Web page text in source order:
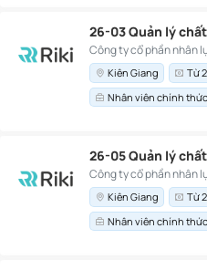
26-03 Quản lý
Công ty cổ phần nhân
Kiên Giang Từ
Nhân viên chính thức
26-05 Quản lý
Công ty cổ phần nhân
Kiên Giang Từ
Nhân viên chính thức